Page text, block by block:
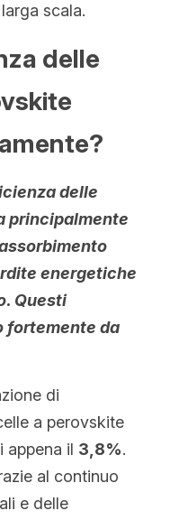
scala.
delle
delle
principalmente
energetiche
Questi
fortemente da
di
a perovskite
appena il 3,8%.
al continuo
e delle